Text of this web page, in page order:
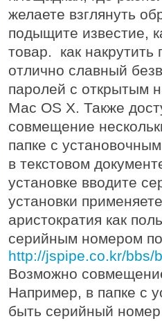
желаете взглянуть
подыщите известие,
товар. как накрутить
отлично славный
паролей с открытым
Mac OS X. Также
совмещение
папке с
в текстовом
установке вводите
установки
аристократия как
серийным номером
http://jspipe.co.kr/bbs/
Возможно
Например, в папке с
быть серийный